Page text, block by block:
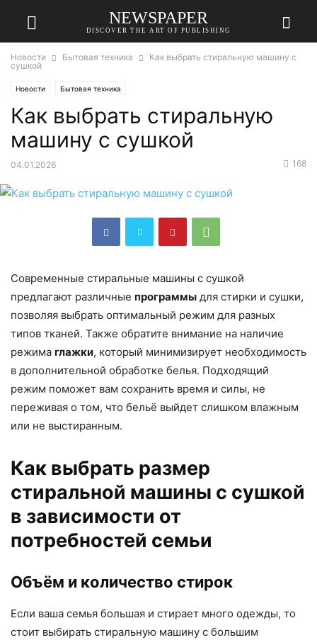
NEWSPAPER
DISCOVER THE ART OF PUBLISHING
Новости Бытовая техника
Как выбрать стиральную машину с
сушкой
Новости Бытовая техника
Как выбрать стиральную
машину с сушкой
04.01.2026 168
Современные стиральные машины с сушкой
предлагают различные программы для стирки и сушки,
позволяя выбрать оптимальный режим для разных
типов тканей. Также обратите внимание на наличие
режима глажки, который минимизирует необходимость
в дополнительной обработке белья. Подходящий
режим поможет вам сохранить время и силы, не
переживая о том, что бельё выйдет слишком влажным
или не выстиранным.
Как выбрать размер
стиральной машины с сушкой
в зависимости от
потребностей семьи
Объём и количество стирок
Если ваша семья большая и стирает много одежды, то
стоит выбирать стиральную машину с большим